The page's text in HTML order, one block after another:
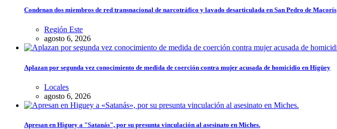
Condenan dos miembros de red transnacional de narcotráfico y lavado desarticulada en San Pedro de Macorís
Región Este
agosto 6, 2026
Aplazan por segunda vez conocimiento de medida de coerción contra mujer acusada de homicidio en Higüey
Locales
agosto 6, 2026
Apresan en Higuey a "Satanás", por su presunta vinculación al asesinato en Miches.